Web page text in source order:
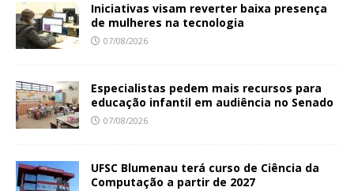
Iniciativas visam reverter baixa presença
de mulheres na tecnologia
07/08/2026
Especialistas pedem mais recursos para
educação infantil em audiência no Senado
07/08/2026
UFSC Blumenau terá curso de Ciência da
Computação a partir de 2027